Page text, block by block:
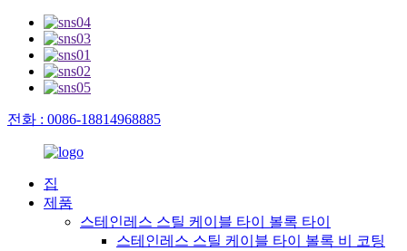
전화 : 0086-18814968885
집
제품
스테인레스 스틸 케이블 타이 볼록 타이
스테인레스 스틸 케이블 타이 볼록 비 코팅